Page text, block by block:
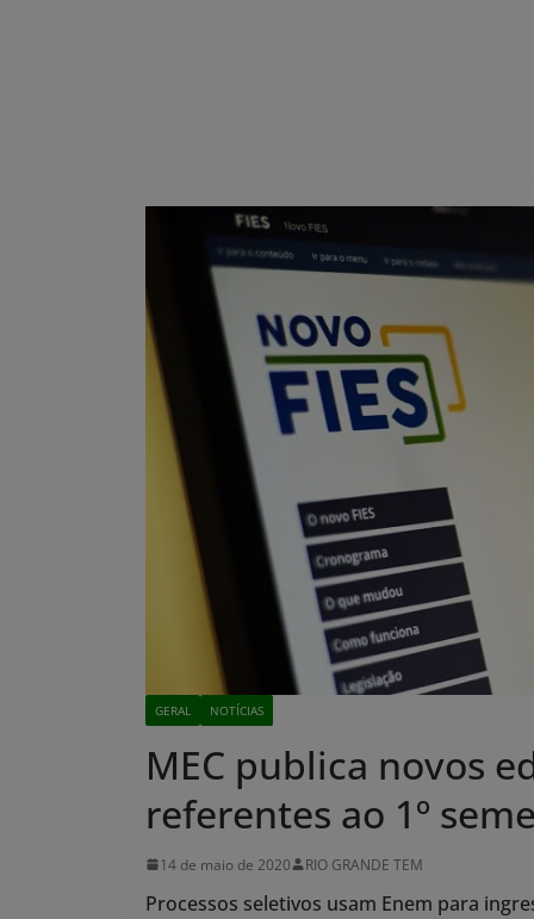
GERAL NOTÍCIAS
MEC publica novos
referentes ao 1º
14 de maio de 2020 RIO GRANDE TEM
Processos seletivos usam Enem para